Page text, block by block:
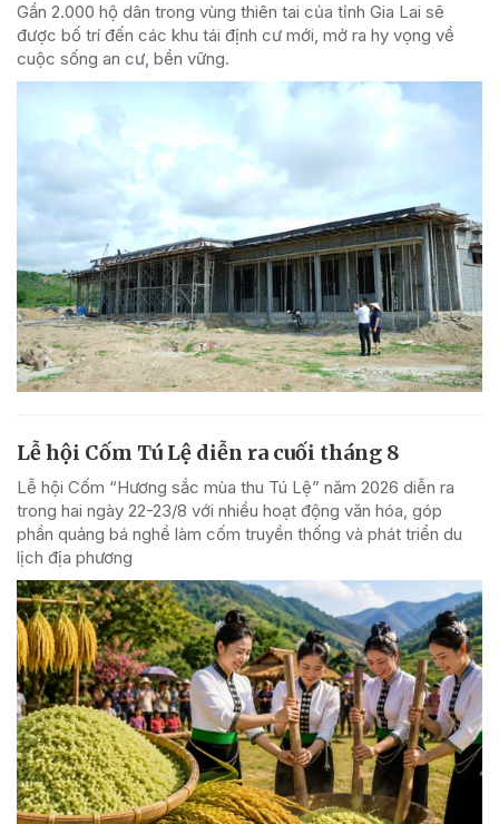
Gần 2.000 hộ dân trong vùng thiên tai của tỉnh Gia Lai sẽ
được bố trí đến các khu tái định cư mới, mở ra hy vọng về
cuộc sống an cư, bền vững.
Lễ hội Cốm Tú Lệ diễn ra cuối tháng 8
Lễ hội Cốm “Hương sắc mùa thu Tú Lệ” năm 2026 diễn ra
trong hai ngày 22-23/8 với nhiều hoạt động văn hóa, góp
phần quảng bá nghề làm cốm truyền thống và phát triển du
lịch địa phương